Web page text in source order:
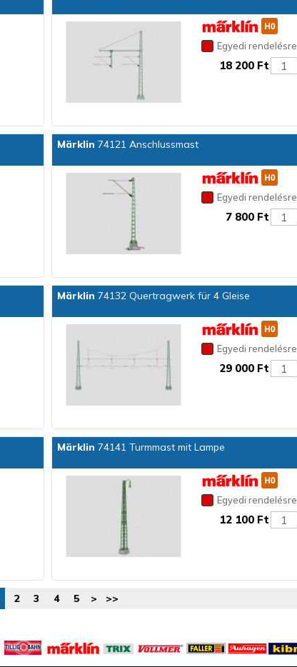
Egyedi rendelésre
18 200 Ft
Märklin 74121 Anschlussmast
Egyedi rendelésre
7 800 Ft
Märklin 74132 Quertragwerk für 4 Gleise
Egyedi rendelésre
29 000 Ft
Märklin 74141 Turmmast mit Lampe
Egyedi rendelésre
12 100 Ft
2 3 4 5 > >>